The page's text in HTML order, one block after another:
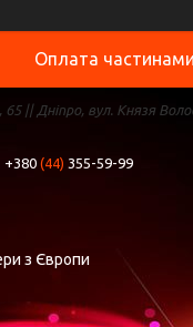
Оплата
65 || Дніпро, вул. Князя
+380 (44) 355-59-99
з Європи